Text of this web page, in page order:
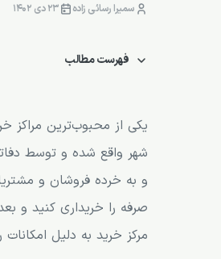
سمیرا رسائی زاده 23 دی 1402
فهرست مطالب
کارهایی که باید در
یکی از محبوب‌ترین مراکز
و به خرده فروشان و
صرفه را خریداری کنید و
مرکز خرید به دلیل